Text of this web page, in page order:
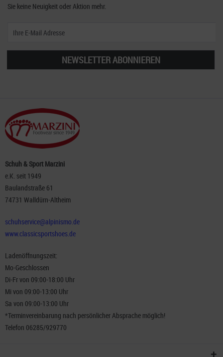
Sie keine Neuigkeit oder Aktion mehr.
NEWSLETTER ABONNIEREN
Schuh & Sport Marzini
e.K. seit 1949
Baulandstraße 61
74731 Walldürn-Altheim
schuhservice@alpinismo.de
www.classicsportshoes.de
Ladenöffnungszeit:
Mo-Geschlossen
Di-Fr von 09:00-18:00 Uhr
Mi von 09:00-13:00 Uhr
Sa von 09:00-13:00 Uhr
*Terminvereinbarung nach persönlicher Absprache möglich!
Telefon 06285/929770